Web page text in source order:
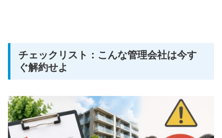
チェックリスト：こんな管理会社は今す
ぐ解約せよ